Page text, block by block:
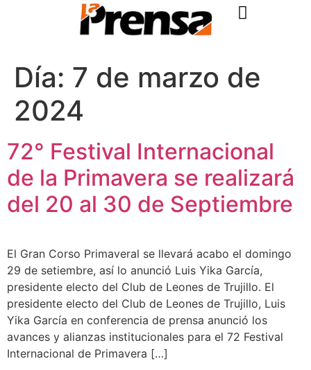
Día: 7 de marzo de
2024
72° Festival Internacional
de la Primavera se realizará
del 20 al 30 de Septiembre
El Gran Corso Primaveral se llevará acabo el domingo
29 de setiembre, así lo anunció Luis Yika García,
presidente electo del Club de Leones de Trujillo. El
presidente electo del Club de Leones de Trujillo, Luis
Yika García en conferencia de prensa anunció los
avances y alianzas institucionales para el 72 Festival
Internacional de Primavera […]